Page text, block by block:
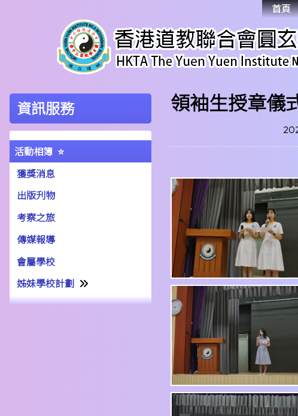
首頁
資訊服務
活動相簿
獲獎消息
出版刋物
考察之旅
傳媒報導
會屬學校
姊妹學校計劃
姊妹學校交流計劃書22-23
領袖生授章儀